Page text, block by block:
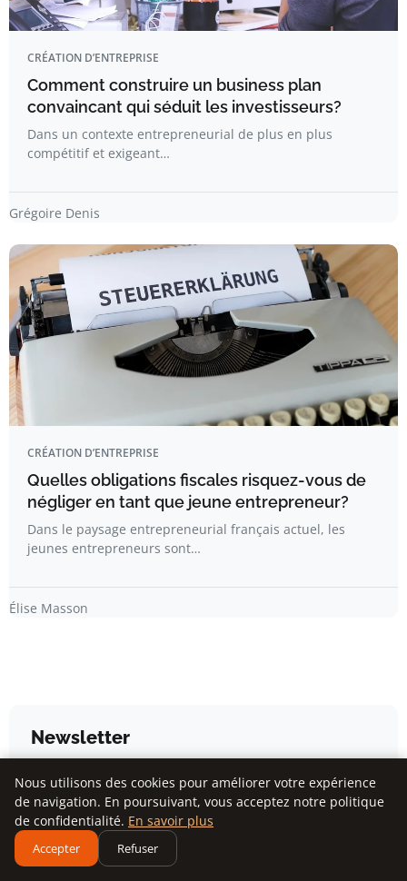
CRÉATION D’ENTREPRISE
Comment construire un business plan
convaincant qui séduit les investisseurs?
Dans un contexte entrepreneurial de plus en plus
compétitif et exigeant…
Grégoire Denis
CRÉATION D’ENTREPRISE
Quelles obligations fiscales risquez-vous de
négliger en tant que jeune entrepreneur?
Dans le paysage entrepreneurial français actuel, les
jeunes entrepreneurs sont…
Élise Masson
Newsletter
Inscrivez-vous pour recevoir nos derniers articles
directement dans votre boîte mail.
Nous utilisons des cookies pour améliorer votre expérience
de navigation. En poursuivant, vous acceptez notre politique
de confidentialité. En savoir plus
Accepter Refuser